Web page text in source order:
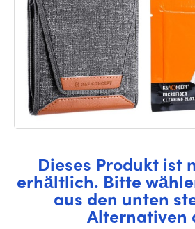
Dieses Produkt ist
erhältlich. Bitte
aus den unten
Alternativen